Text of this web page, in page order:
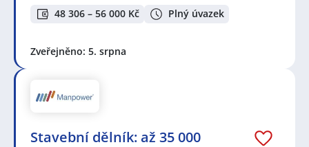
48 306 – 56 000 Kč Plný úvazek
Zveřejněno: 5. srpna
Stavební dělník: až 35 000